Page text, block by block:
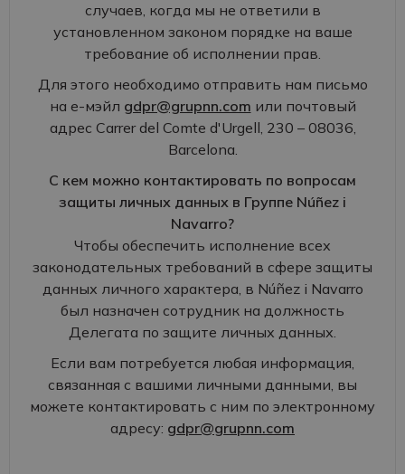
случаев, когда мы не ответили в
установленном законом порядке на ваше
требование об исполнении прав.
Для этого необходимо отправить нам письмо
на е-мэйл gdpr@grupnn.com или почтовый
адрес Carrer del Comte d'Urgell, 230 – 08036,
Barcelona.
С кем можно контактировать по вопросам
защиты личных данных в Группе Núñez i
Navarro?
Чтобы обеспечить исполнение всех
законодательных требований в сфере защиты
данных личного характера, в Núñez i Navarro
был назначен сотрудник на должность
Делегата по защите личных данных.
Если вам потребуется любая информация,
связанная с вашими личными данными, вы
можете контактировать с ним по электронному
адресу: gdpr@grupnn.com